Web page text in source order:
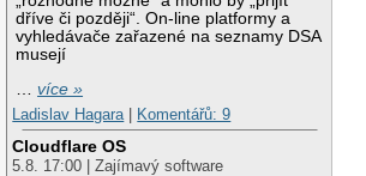
dříve či později“. On-line platformy a
vyhledávače zařazené na seznamy DSA
musejí
…více »
Ladislav Hagara| Komentářů: 9
Cloudflare OS
5.8. 17:00 | Zajímavý software